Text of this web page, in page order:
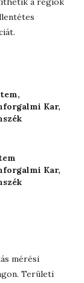
Kar,
Kar,
mérési
Területi